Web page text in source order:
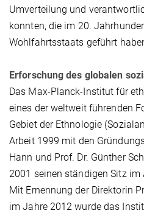
Umverteilung und
konnten, die im 20.
Wohlfahrtsstaats geführt
Erforschung des globalen
Das Max-Planck-Institut für
eines der weltweit führenden
Gebiet der Ethnologie
Arbeit 1999 mit den
Hann und Prof. Dr. Günther
2001 seinen ständigen Sitz
Mit Ernennung der Direktorin
im Jahre 2012 wurde das